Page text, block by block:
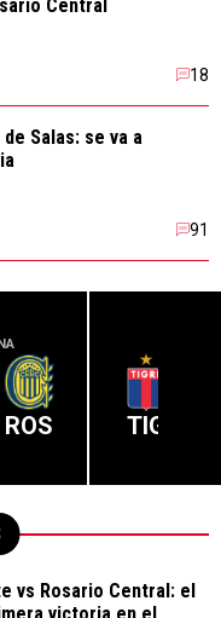
Central
18
Salas: se va a
91
ROS TIG
vs Rosario Central: el